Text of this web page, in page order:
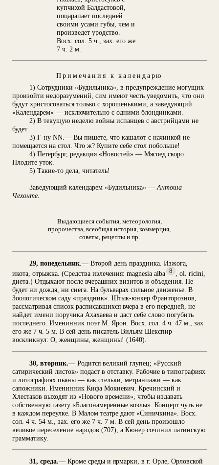
купчихой Балдастовой,
поцарапает последней
своими усами губы, чем и
произведет уродство.
Восх. сол. 5 ч., зах. его же
7 ч. 2 м.
Примечания к календарю
1) Сотрудники «Будильника», в предупреждение могущих
произойти недоразумений, сим имеют честь уведомить, что они
будут христосоваться только с хорошенькими, а заведующий
«Календарем» — исключительно с одними блондинками.
2) В текущую неделю войны испанцев с австрийцами не
будет.
3) Г-ну NN.— Вы пишете, что кашалот с начинкой не
помещается на стол. Что ж? Купите себе стол побольше!
4) Петербург, редакция «Новостей».— Мясоед скоро.
Плодите уток.
5) Такие-то дела, читатель!
Заведующий календарем «Будильника» —Антоша
Чехонте.
Выдающиеся события, метеорология,
пророчества, всеобщая история, коммерция,
советы, рецепты и пр.
29, понедельник .— Второй день праздника. Изжога,
икота, отрыжка. (Средства излечения: magnesia alba 8
, ol. ricini,
диета.) Отдыхают после вчерашних визитов и объедения. Не
будет ни дождя, ни снега. На бульварах сильное движенье. В
Зоологическом саду «праздник». Штык-юнкер Франторознов,
рассматривая список расписавшихся вчера в его передней, не
найдет имени поручика Ахахаева и даст себе слово погубить
последнего. Именинник поэт М. Ярон. Восх. сол. 4 ч. 47 м., зах.
его же 7 ч. 5 м. В сей день писатель Вильям Шекспир
воскликнул: О, женщины, женщины! (1640).
30, вторник.— Родится великий глупец; «Русский
сатирический листок» подаст в отставку. Рабочие в типографиях
и литографиях пьяны — как стельки, метранпажи — как
сапожники. Именинник Кифа Мокиевич. Кречинский и
Хлестаков выходят из «Нового времени», чтобы издавать
собственную газету «Благонамеренные козлы». Концерт чуть не
в каждом переулке. В Малом театре дают «Синичкина». Восх.
сол. 4 ч. 54 м., зах. его же 7 ч. 7 м. В сей день произошло
великое переселение народов (707), а Кюнер сочинил латинскую
грамматику.
31, среда.— Кроме среды и ярмарки, в г. Орле, Орловской